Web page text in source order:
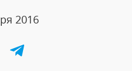
2016